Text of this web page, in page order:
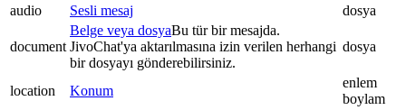
audio
Sesli mesaj dosya
document
Belge veya dosyaBu tür bir mesajda.
JivoChat'ya aktarılmasına izin verilen herhangi
bir dosyayı gönderebilirsiniz.
dosya
location Konum
enlem
boylam